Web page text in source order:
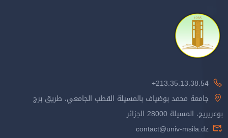
213.35.13.38.54+
جامعة محمد بوضياف بالمسيلة القطب الجامعي، طريق برج
بوعريريج، المسيلة 28000 الجزائر
contact@univ-msila.dz